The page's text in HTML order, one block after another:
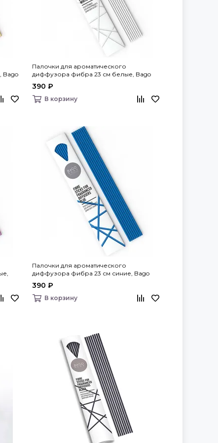
Bago
Палочки для ароматического
диффузора фибра 23 см белые, Bago
390 ₽
В корзину
Палочки для ароматического
диффузора фибра 23 см синие, Bago
390 ₽
В корзину